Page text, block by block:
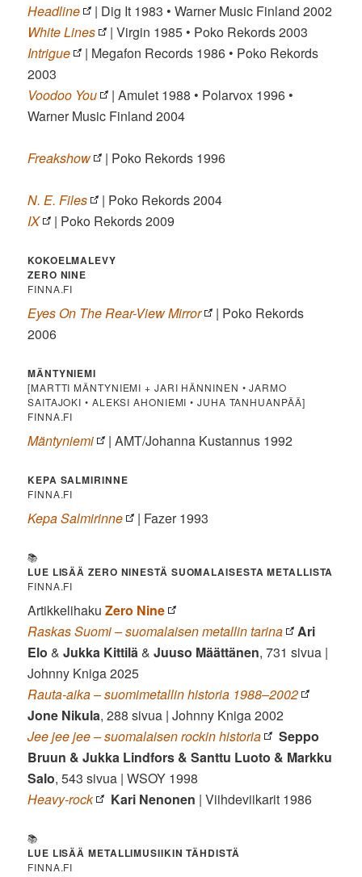
Headline
| Dig It 1983 • Warner Music Finland 2002
White Lines
| Virgin 1985 • Poko Rekords 2003
Intrigue
| Megafon Records 1986 • Poko Rekords
2003
Voodoo You
| Amulet 1988 • Polarvox 1996 •
Warner Music Finland 2004
Freakshow | Poko Rekords 1996
N. E. Files
| Poko Rekords 2004
IX
| Poko Rekords 2009
KOKOELMALEVY
ZERO NINE
FINNA.FI
Eyes On The Rear-View Mirror
| Poko Rekords
2006
MÄNTYNIEMI
[MARTTI MÄNTYNIEMI + JARI HÄNNINEN • JARMO
SAITAJOKI • ALEKSI AHONIEMI • JUHA TANHUANPÄÄ]
FINNA.FI
Mäntyniemi | AMT/Johanna Kustannus 1992
KEPA SALMIRINNE
FINNA.FI
Kepa Salmirinne | Fazer 1993
📚
LUE LISÄÄ ZERO NINESTÄ SUOMALAISESTA METALLISTA
FINNA.FI
ArtikkelihakuZero Nine
Raskas Suomi – suomalaisen metallin tarina
Ari
Elo &Jukka Kittilä &Juuso Määttänen, 731 sivua |
Johnny Kniga 2025
Rauta-aika – suomimetallin historia 1988–2002
Jone Nikula, 288 sivua | Johnny Kniga 2002
Jee jee jee – suomalaisen rockin historia
Seppo
Bruun & Jukka Lindfors & Santtu Luoto & Markku
Salo, 543 sivua | WSOY 1998
Heavy-rock
Kari Nenonen |Viihdeviikarit 1986
📚
LUE LISÄÄ METALLIMUSIIKIN TÄHDISTÄ
FINNA.FI